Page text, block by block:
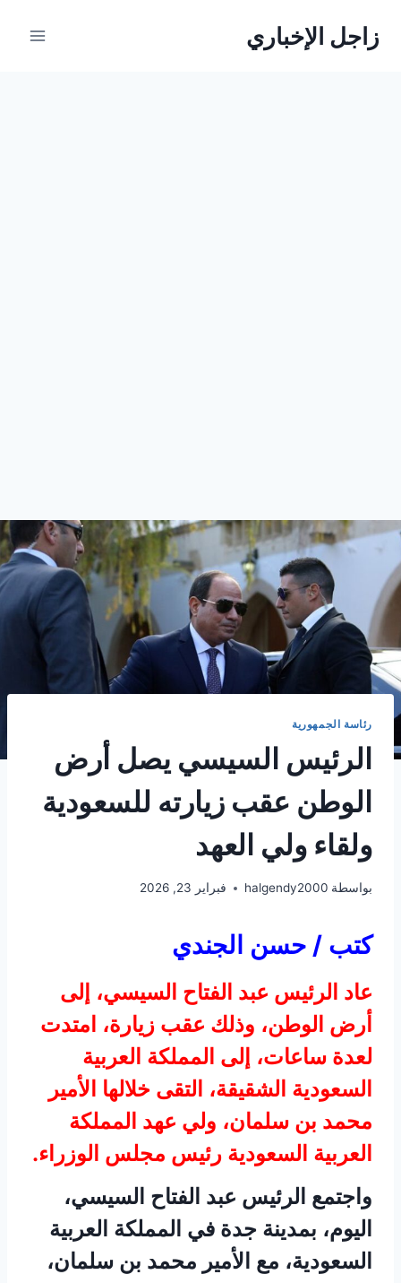
زاجل الإخباري
رئاسة الجمهورية
الرئيس السيسي يصل أرض
الوطن عقب زيارته للسعودية
ولقاء ولي العهد
بواسطة halgendy2000 فبراير 23, 2026
كتب / حسن الجندي
عاد الرئيس عبد الفتاح السيسي، إلى
أرض الوطن، وذلك عقب زيارة، امتدت
لعدة ساعات، إلى المملكة العربية
السعودية الشقيقة، التقى خلالها الأمير
محمد بن سلمان، ولي عهد المملكة
العربية السعودية رئيس مجلس الوزراء.
واجتمع الرئيس عبد الفتاح السيسي،
اليوم، بمدينة جدة في المملكة العربية
السعودية، مع الأمير محمد بن سلمان،